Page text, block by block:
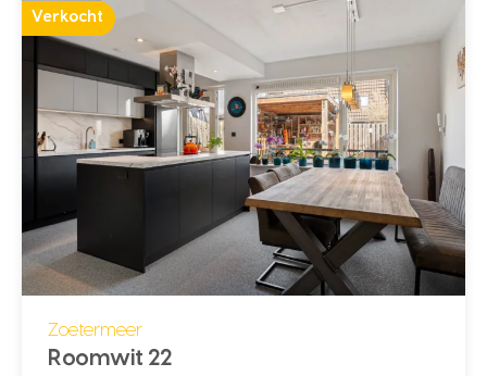
Verkocht
Zoetermeer
Roomwit 22